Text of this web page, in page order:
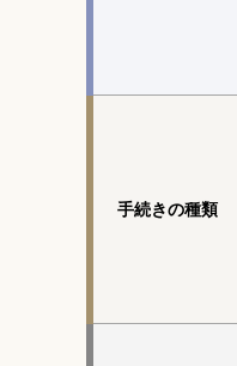
手続きの種類